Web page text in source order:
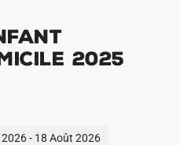
2025
- 18 Août 2026